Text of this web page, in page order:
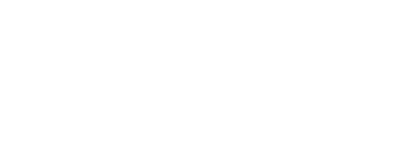
des droits d’accès, de rectification, de
via le formulaire contact
à la loi « informatique et libertés » du 6 janvier
de rectification aux informations qui vous concernent,
de CHARRIN VIDANGE & ASSAINISSEMENT